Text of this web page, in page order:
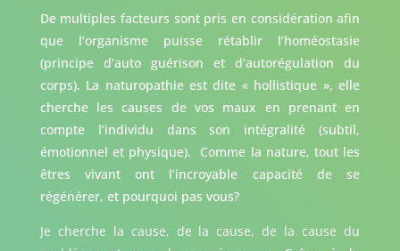
De multiples facteurs sont pris en considération afin
que l’organisme puisse rétablir l’homéostasie
(principe d’auto guérison et d’autorégulation du
corps). La naturopathie est dite « hollistique », elle
cherche les causes de vos maux en prenant en
compte l’individu dans son intégralité (subtil,
émotionnel et physique). Comme la nature, tout les
êtres vivant ont l’incroyable capacité de se
régénérer, et pourquoi pas vous?
Je cherche la cause, de la cause, de la cause du